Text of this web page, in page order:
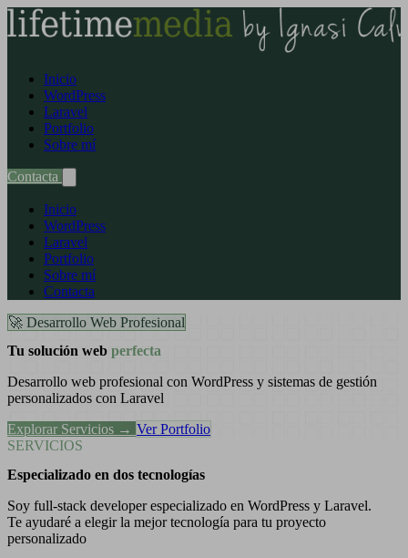
Inicio
WordPress
Laravel
Portfolio
Sobre mí
Contacta
Inicio
WordPress
Laravel
Portfolio
Sobre mí
Contacta
🚀 Desarrollo Web Profesional
Tu solución web perfecta
Desarrollo web profesional con WordPress y sistemas de gestión
personalizados con Laravel
Explorar Servicios → Ver Portfolio
SERVICIOS
Especializado en dos tecnologías
Soy full-stack developer especializado en WordPress y Laravel.
Te ayudaré a elegir la mejor tecnología para tu proyecto
personalizado